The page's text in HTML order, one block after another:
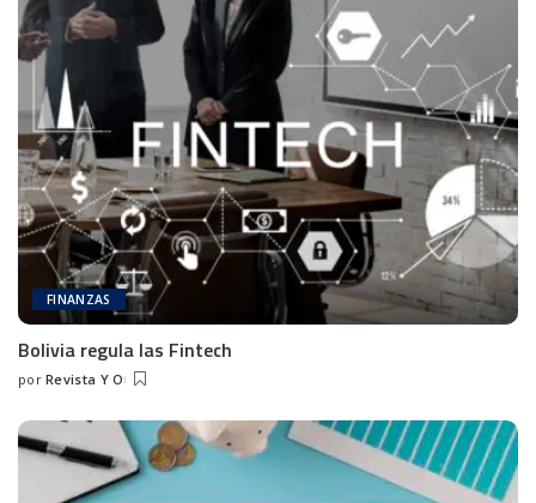
FINANZAS
Bolivia regula las Fintech
por Revista Y O